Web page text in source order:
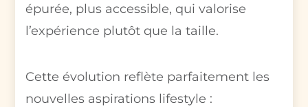
épurée, plus accessible, qui valorise
l’expérience plutôt que la taille.
Cette évolution reflète parfaitement les
nouvelles aspirations lifestyle :